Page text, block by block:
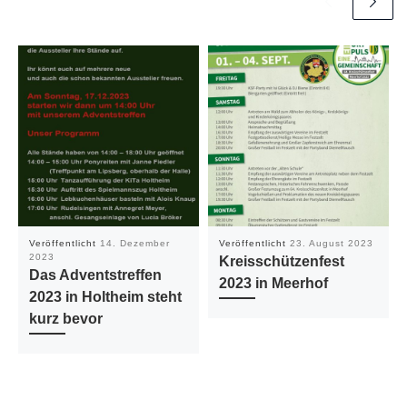
Veröffentlicht 14. Dezember
2023
Das Adventstreffen
2023 in Holtheim steht
kurz bevor
Veröffentlicht 23. August 2023
Kreisschützenfest
2023 in Meerhof